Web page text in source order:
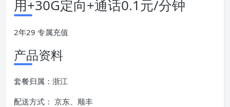
用+30G定向+通话0.1元/分钟
2年29 专属充值
产品资料
套餐归属：浙江
配送方式： 京东、顺丰